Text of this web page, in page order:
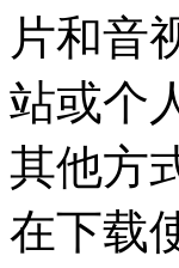
片和音
站或个
其他方
在下载